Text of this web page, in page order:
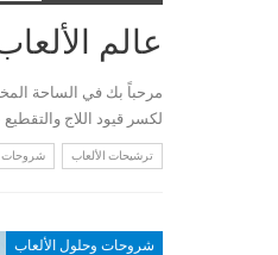
عالم
مرحباً بك في الساحة
لكسر قيود اللاج
ترشيحات الألعاب شروحات
شروحات وحلول الألعاب